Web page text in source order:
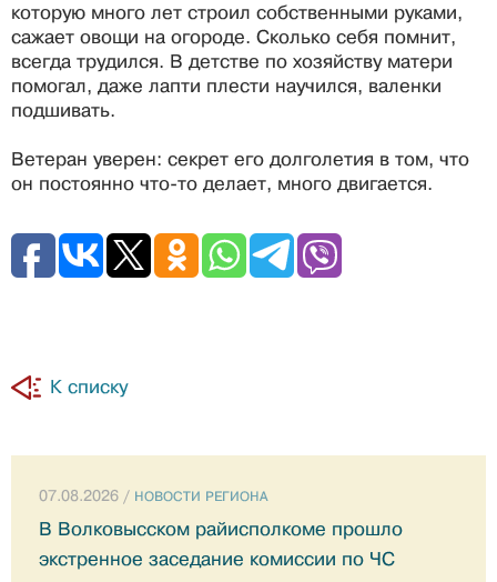
которую много лет строил собственными руками,
сажает овощи на огороде. Сколько себя помнит,
всегда трудился. В детстве по хозяйству матери
помогал, даже лапти плести научился, валенки
подшивать.
Ветеран уверен: секрет его долголетия в том, что
он постоянно что-то делает, много двигается.
К списку
07.08.2026 / НОВОСТИ РЕГИОНА
В Волковысском райисполкоме прошло
экстренное заседание комиссии по ЧС